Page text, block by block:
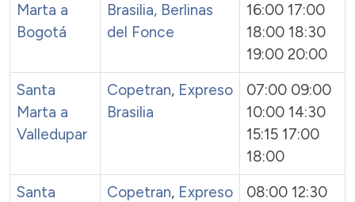
Marta a
Bogotá
Brasilia, Berlinas
del Fonce
16:00 17:00
18:00 18:30
19:00 20:00
Santa
Marta a
Valledupar
Copetran, Expreso
Brasilia
07:00 09:00
10:00 14:30
15:15 17:00
18:00
Santa
Copetran, Expreso
08:00 12:30